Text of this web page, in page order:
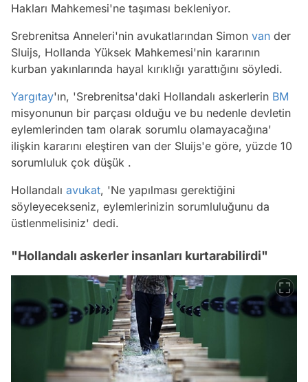
Hakları Mahkemesi'ne taşıması bekleniyor.
Srebrenitsa Anneleri'nin avukatlarından Simon van der
Sluijs, Hollanda Yüksek Mahkemesi'nin kararının
kurban yakınlarında hayal kırıklığı yarattığını söyledi.
Yargıtay'ın, 'Srebrenitsa'daki Hollandalı askerlerin BM
misyonunun bir parçası olduğu ve bu nedenle devletin
eylemlerinden tam olarak sorumlu olamayacağına'
ilişkin kararını eleştiren van der Sluijs'e göre, yüzde 10
sorumluluk çok düşük .
Hollandalı avukat, 'Ne yapılması gerektiğini
söyleyecekseniz, eylemlerinizin sorumluluğunu da
üstlenmelisiniz' dedi.
"Hollandalı askerler insanları kurtarabilirdi"